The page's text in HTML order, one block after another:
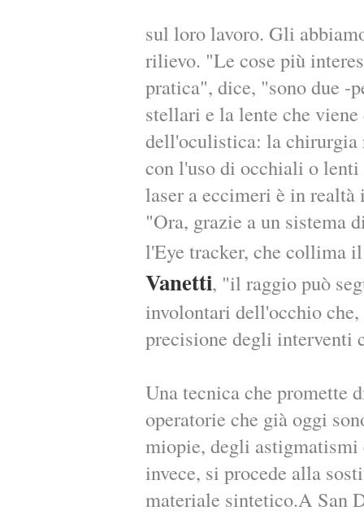
sul loro lavoro. Gli
rilievo. "Le cose più
pratica", dice, "sono due -
stellari e la lente che
dell'oculistica: la
con l'uso di occhiali o
laser a eccimeri è in
"Ora, grazie a un sistema
l'Eye tracker, che collima
Vanetti, "il raggio può
involontari dell'occhio
precisione degli interventi
Una tecnica che
operatorie che già oggi
miopie, degli astigmatismi
invece, si procede alla
materiale sintetico.A San